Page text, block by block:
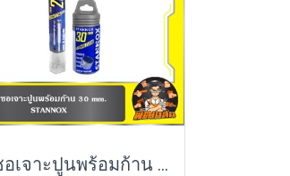
โฮซอเจาะปูนพร้อมก้าน 30-35 mm. STANNOX